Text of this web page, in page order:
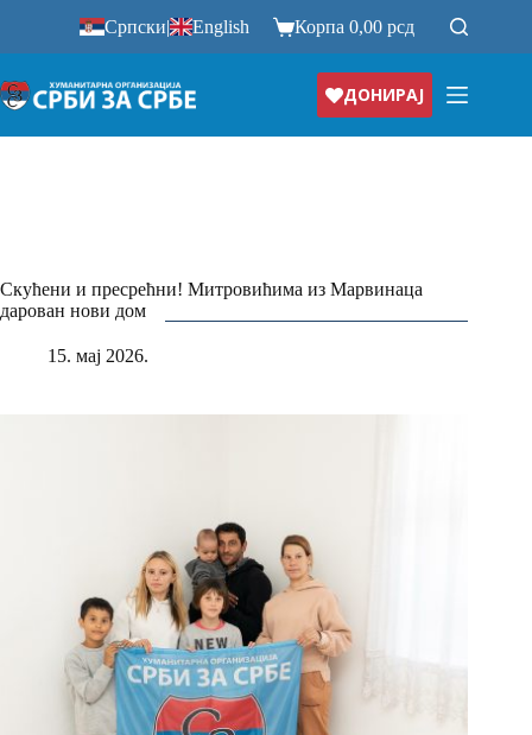
Српски| English Корпа0,00рсд
ДОНИРАЈ
Скућени и пресрећни! Митровићима из Марвинаца
дарован нови дом
15. мај 2026.